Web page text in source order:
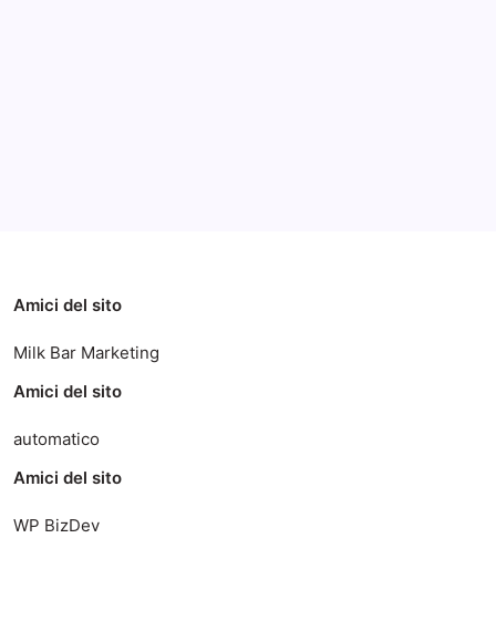
Amici del sito
Milk Bar Marketing
Amici del sito
automatico
Amici del sito
WP BizDev